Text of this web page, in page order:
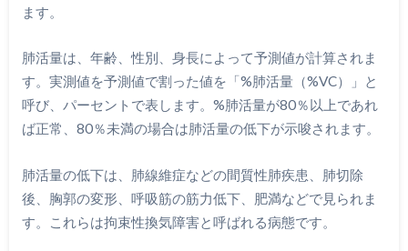
ます。
肺活量は、年齢、性別、身長によって予測値が計算されま
す。実測値を予測値で割った値を「%肺活量（%VC）」と
呼び、パーセントで表します。%肺活量が80％以上であれ
ば正常、80％未満の場合は肺活量の低下が示唆されます。
肺活量の低下は、肺線維症などの間質性肺疾患、肺切除
後、胸郭の変形、呼吸筋の筋力低下、肥満などで見られま
す。これらは拘束性換気障害と呼ばれる病態です。